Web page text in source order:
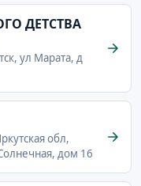
ДЕТСТВА
ул Марата, д
обл,
дом 16